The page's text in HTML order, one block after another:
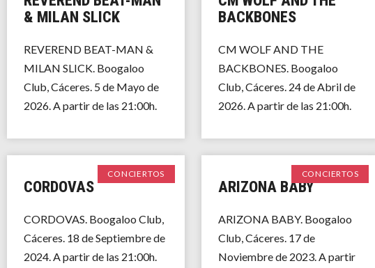
HISTORIAS
& MILAN SLICK
REVEREND BEAT-MAN &
MILAN SLICK. Boogaloo
Club, Cáceres. 5 de Mayo de
2026. A partir de las 21:00h.
BACKBONES
CM WOLF AND THE
BACKBONES. Boogaloo
Club, Cáceres. 24 de Abril de
2026. A partir de las 21:00h.
CONCIERTOS
CORDOVAS
CORDOVAS. Boogaloo Club,
Cáceres. 18 de Septiembre de
2024. A partir de las 21:00h.
CONCIERTOS
ARIZONA BABY
ARIZONA BABY. Boogaloo
Club, Cáceres. 17 de
Noviembre de 2023. A partir